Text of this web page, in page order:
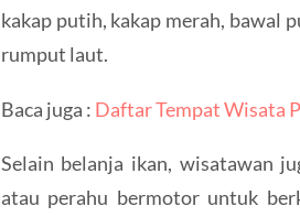
kakap putih, kakap merah, bawal
rumput laut.
Baca juga : Daftar Tempat Wisata
Selain belanja ikan, wisatawan
atau perahu bermotor untuk